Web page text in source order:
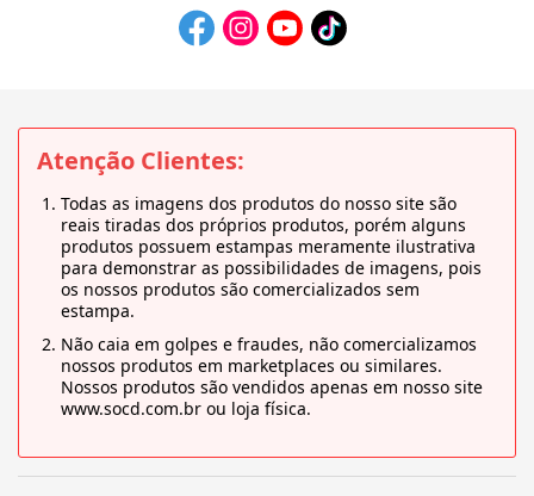
Atenção Clientes:
Todas as imagens dos produtos do nosso site são
reais tiradas dos próprios produtos, porém alguns
produtos possuem estampas meramente ilustrativa
para demonstrar as possibilidades de imagens, pois
os nossos produtos são comercializados sem
estampa.
Não caia em golpes e fraudes, não comercializamos
nossos produtos em marketplaces ou similares.
Nossos produtos são vendidos apenas em nosso site
www.socd.com.br ou loja física.